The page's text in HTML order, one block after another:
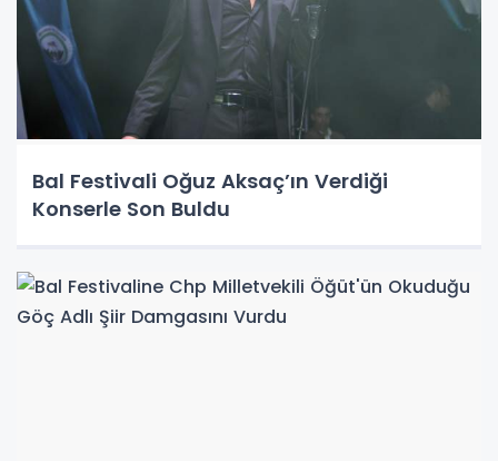
Bal Festivali Oğuz Aksaç’ın Verdiği
Konserle Son Buldu